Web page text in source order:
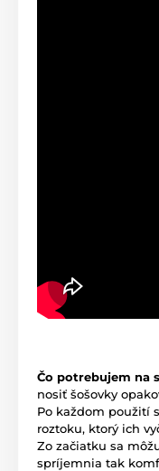
Čo potrebujem na
nosiť šošovky
Po každom použití
roztoku, ktorý ich
Zo začiatku sa
spríjemnia tak